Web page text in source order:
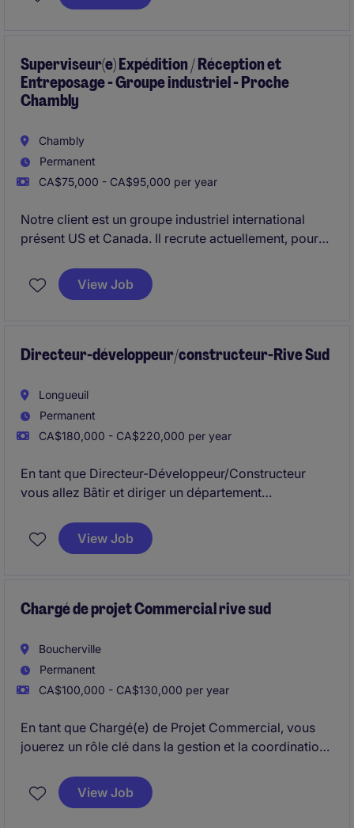
charge les activités de son laboratoire d'essais sur
Superviseur(e) Expédition / Réception et
Entreposage - Groupe industriel - Proche
Chambly
Chambly
Permanent
CA$75,000 - CA$95,000 per year
Notre client est un groupe industriel international
présent US et Canada. Il recrute actuellement, pour
Superviseur(e) Expédition / Réception et
Entreposage, responsable de la planification, de la
View Job
Directeur-développeur/constructeur-Rive Sud
Longueuil
Permanent
CA$180,000 - CA$220,000 per year
En tant que Directeur-Développeur/Constructeur
vous allez Bâtir et diriger un département
développant les équipes, standardisant les
processus et assurant une exécution prévisible des
View Job
Chargé de projet Commercial rive sud
Boucherville
Permanent
CA$100,000 - CA$130,000 per year
En tant que Chargé(e) de Projet Commercial, vous
jouerez un rôle clé dans la gestion et la coordination
sur la Rive-Sud, en veillant à leur bon déroulement et
à leur succès.
View Job